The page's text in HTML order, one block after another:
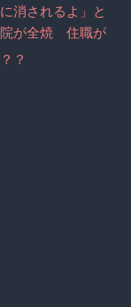
消されるよ」と
院が全焼 住職が
が判明
？